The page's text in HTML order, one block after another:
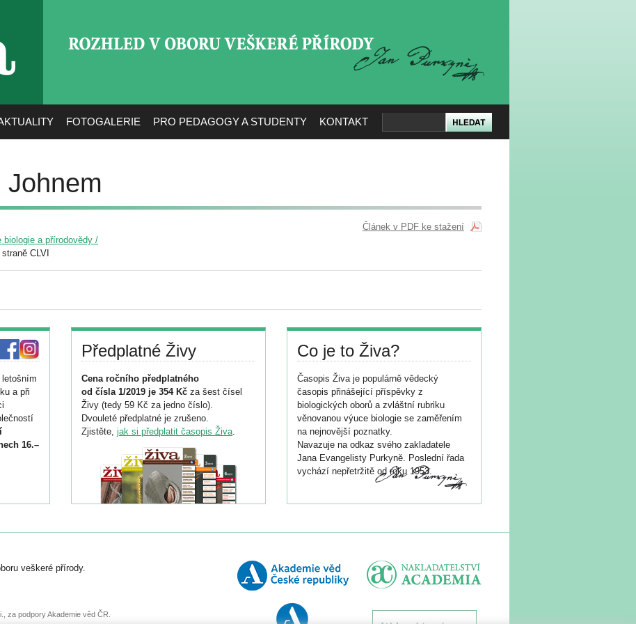
FOTOGALERIE PRO PEDAGOGY A STUDENTY KONTAKT
a přírodovědy /
CLVI
Článek v PDF ke stažení
a při
16.–
Předplatné Živy
Cena ročního předplatného
od čísla 1/2019 je 354 Kč za šest čísel
Živy (tedy 59 Kč za jedno číslo).
Dvouleté předplatné je zrušeno.
Zjistěte, jak si předplatit časopis Živa.
Co je to Živa?
Časopis Živa je populárně vědecký
časopis přinášející příspěvky z
biologických oborů a zvláštní rubriku
věnovanou výuce biologie se zaměřením
na nejnovější poznatky.
Navazuje na odkaz svého zakladatele
Jana Evangelisty Purkyně. Poslední řada
vychází nepřetržitě od roku 1953.
veškeré přírody.
za podpory Akademie věd ČR.